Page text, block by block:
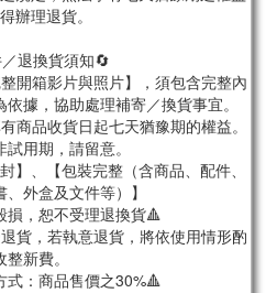
辦理退貨。
退換貨須知🔄
開箱影片與照片】，須包含完整內
據，協助處理補寄／換貨事宜。
商品收貨日起七天猶豫期的權益。
用期，請留意。
】、【包裝完整（含商品、配件、
外盒及文件等）】
損，恕不受理退換貨🔺
貨，若執意退貨，將依使用情形酌
整新費。
式：商品售價之30%🔺